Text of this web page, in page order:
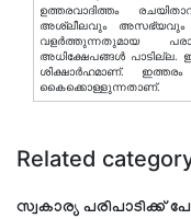
ഉത്തരവാദിത്തം
അശ്ലീലവും അസഭ്യവും
വളര്‍ത്തുന്നതുമായ
അധിക്ഷേപങ്ങള്‍
ശിക്ഷാര്‍ഹമാണ്.
കൈക്കൊള്ളുന്നതാണ്.
Related
സ്വകാര്യ